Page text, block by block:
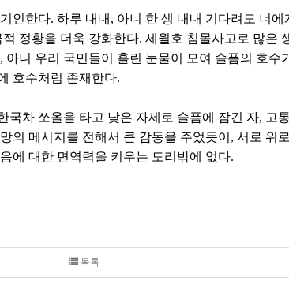
인한다. 하루 내내, 아니 한 생 내내 기다려도 너에
정황을 더욱 강화한다. 세월호 침몰사고로 많은
니 우리 국민들이 흘린 눈물이 모여 슬픔의 호수
호수처럼 존재한다.
국차 쏘올을 타고 낮은 자세로 슬픔에 잠긴 자, 고
의 메시지를 전해서 큰 감동을 주었듯이, 서로 위
에 대한 면역력을 키우는 도리밖에 없다.
목록